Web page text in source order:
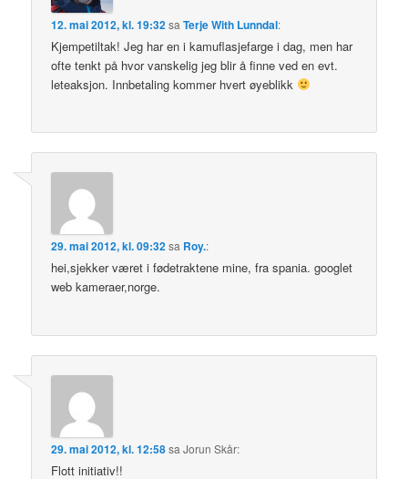
12. mai 2012, kl. 19:32sa Terje With Lunndal:
Kjempetiltak! Jeg har en i kamuflasjefarge i dag, men har
ofte tenkt på hvor vanskelig jeg blir å finne ved en evt.
leteaksjon. Innbetaling kommer hvert øyeblikk
29. mai 2012, kl. 09:32sa Roy.:
hei,sjekker været i fødetraktene mine, fra spania. googlet
web kameraer,norge.
29. mai 2012, kl. 12:58sa Jorun Skår:
Flott initiativ!!